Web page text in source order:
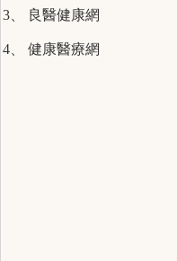
3、 良醫健康網
4、 健康醫療網